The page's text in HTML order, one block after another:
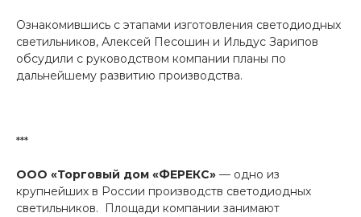
Ознакомившись с этапами изготовления светодиодных
светильников, Алексей Песошин и Ильдус Зарипов
обсудили с руководством компании планы по
дальнейшему развитию производства.
***
ООО «Торговый дом «ФЕРЕКС» — одно из
крупнейших в России производств светодиодных
светильников. Площади компании занимают